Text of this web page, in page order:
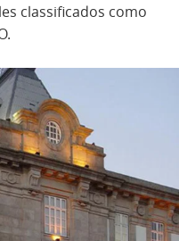
classificados como